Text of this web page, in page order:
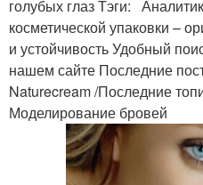
голубых глаз Тэги:
косметической упаковки –
и устойчивость Удобный
нашем сайте Последние
Naturecream /Последние
Моделирование бровей